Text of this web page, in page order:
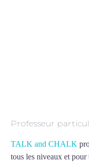
Professeur
TALK and CHALK
tous les niveaux et pour